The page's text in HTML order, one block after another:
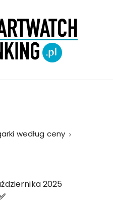
według ceny
2025